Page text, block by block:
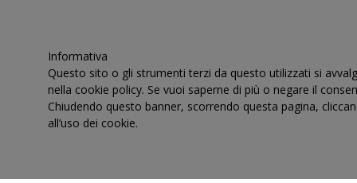
Informativa
Questo sito o gli strumenti terzi da questo utilizzati si
nella cookie policy. Se vuoi saperne di più o negare il
Chiudendo questo banner, scorrendo questa pagina,
all’uso dei cookie.